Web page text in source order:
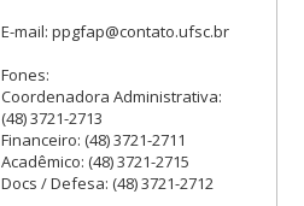
E-mail: ppgfap@contato.ufsc.br
Fones:
Coordenadora Administrativa:
(48) 3721-2713
Financeiro: (48) 3721-2711
Acadêmico: (48) 3721-2715
Docs / Defesa: (48) 3721-2712